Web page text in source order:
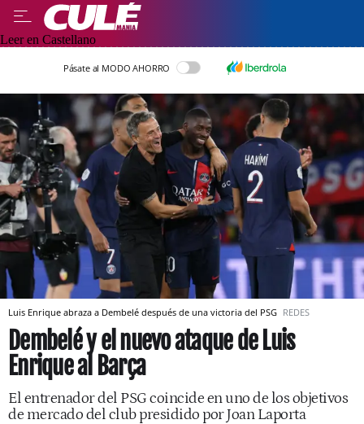
Leer en Castellano
Pásate al MODO AHORRO
Luis Enrique abraza a Dembelé después de una victoria del PSG REDES
Dembelé y el nuevo ataque de Luis
Enrique al Barça
El entrenador del PSG coincide en uno de los objetivos
de mercado del club presidido por Joan Laporta